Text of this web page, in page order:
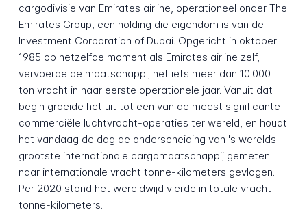
cargodivisie van Emirates airline, operationeel onder The
Emirates Group, een holding die eigendom is van de
Investment Corporation of Dubai. Opgericht in oktober
1985 op hetzelfde moment als Emirates airline zelf,
vervoerde de maatschappij net iets meer dan 10.000
ton vracht in haar eerste operationele jaar. Vanuit dat
begin groeide het uit tot een van de meest significante
commerciële luchtvracht-operaties ter wereld, en houdt
het vandaag de dag de onderscheiding van 's werelds
grootste internationale cargomaatschappij gemeten
naar internationale vracht tonne-kilometers gevlogen.
Per 2020 stond het wereldwijd vierde in totale vracht
tonne-kilometers.